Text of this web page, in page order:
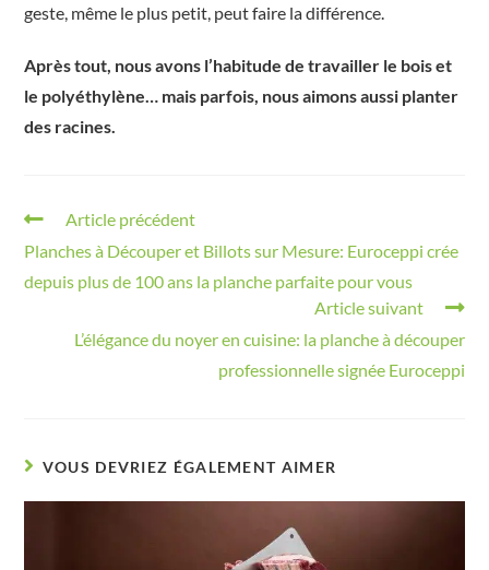
geste, même le plus petit, peut faire la différence.
Après tout, nous avons l’habitude de travailler le bois et
le polyéthylène… mais parfois, nous aimons aussi planter
des racines.
Article précédent
Planches à Découper et Billots sur Mesure: Euroceppi crée
depuis plus de 100 ans la planche parfaite pour vous
Article suivant
L’élégance du noyer en cuisine: la planche à découper
professionnelle signée Euroceppi
VOUS DEVRIEZ ÉGALEMENT AIMER